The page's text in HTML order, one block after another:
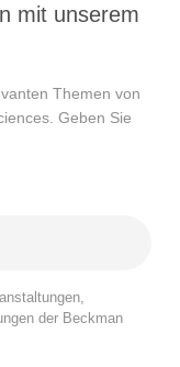
mit unserem
Themen von
Geben Sie
der Beckman